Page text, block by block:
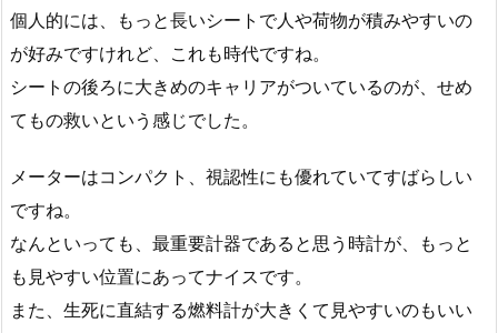
個人的には、もっと長いシートで人や荷物が積みやすいの
が好みですけれど、これも時代ですね。
シートの後ろに大きめのキャリアがついているのが、せめ
てもの救いという感じでした。
メーターはコンパクト、視認性にも優れていてすばらしい
ですね。
なんといっても、最重要計器であると思う時計が、もっと
も見やすい位置にあってナイスです。
また、生死に直結する燃料計が大きくて見やすいのもいい